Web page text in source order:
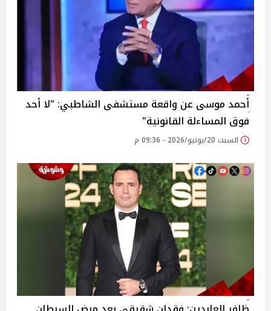
أحمد موسى عن واقعة مستشفى الشاطبي: "لا أحد
فوق المساءلة القانونية"
السبت 20/يونيو/2026 - 09:36 م